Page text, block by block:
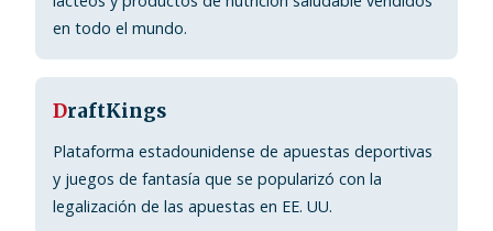
en todo el mundo.
DraftKings
Plataforma estadounidense de apuestas deportivas
y juegos de fantasía que se popularizó con la
legalización de las apuestas en EE. UU.